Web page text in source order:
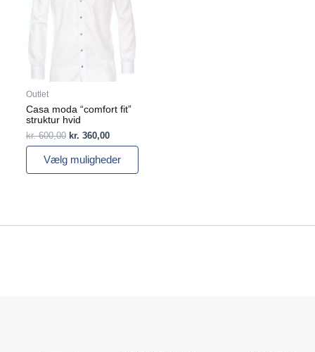
Outlet
Casa moda “comfort fit”
struktur hvid
kr.600,00 kr. 360,00
Vælg muligheder
varesiden